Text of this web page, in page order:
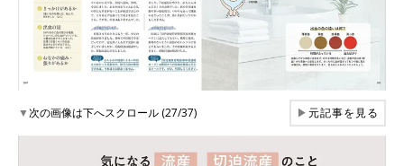
▼次の画像は下へスクロール (27/37) ▶元記事を見る